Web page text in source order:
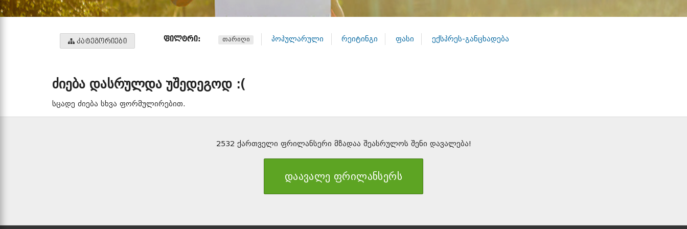
ᲙᲐᲢᲔᲒᲝᲠᲘᲔᲑᲘ ᲤᲘᲚᲢᲠᲘ: თარიღი პოპულარული რეიტინგი ფასი ექსპრეს-განცხადება
ძიება დასრულდა უშედეგოდ :(
სცადე ძიება სხვა ფორმულირებით.
2532 ქართველი ფრილანსერი მზადაა შეასრულოს შენი დავალება!
დაავალე ფრილანსერს